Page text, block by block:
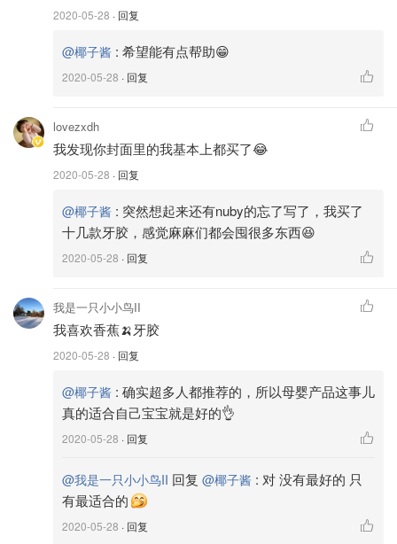
吸力太好，有时候放宝宝的餐桌上他拿不下来会急哭😂非
常推荐给初次接触牙胶的小月龄宝宝们，我身边的所有使用
过的宝妈们都一致觉得超好用的！！！
Baby Banana香蕉牙胶🍌
2020-05-28 · 回复
@椰子酱 : 希望能有点帮助😁
2020-05-28 · 回复
lovezxdh
我发现你封面里的我基本上都买了😂
2020-05-28 · 回复
@椰子酱 : 突然想起来还有nuby的忘了写了，我买了
十几款牙胶，感觉麻麻们都会囤很多东西😆
2020-05-28 · 回复
我是一只小小鸟II
我喜欢香蕉🍌牙胶
2020-05-28 · 回复
@椰子酱 : 确实超多人都推荐的，所以母婴产品这事儿
真的适合自己宝宝就是好的👌
2020-05-28 · 回复
@我是一只小小鸟II 回复 @椰子酱 : 对 没有最好的 只
有最适合的
2020-05-28 · 回复